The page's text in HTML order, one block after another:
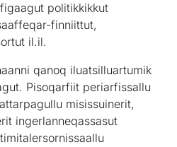
politikkikkut
finniittut,
il.il.
qanoq iluatsilluartumik
Pisoqarfiit periarfissallu
misissuinerit,
ingerlanneqassasut